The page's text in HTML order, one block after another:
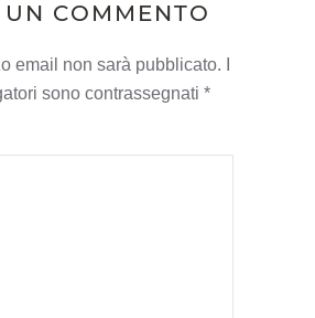
COMMENTO
email non sarà pubblicato. I
sono contrassegnati *